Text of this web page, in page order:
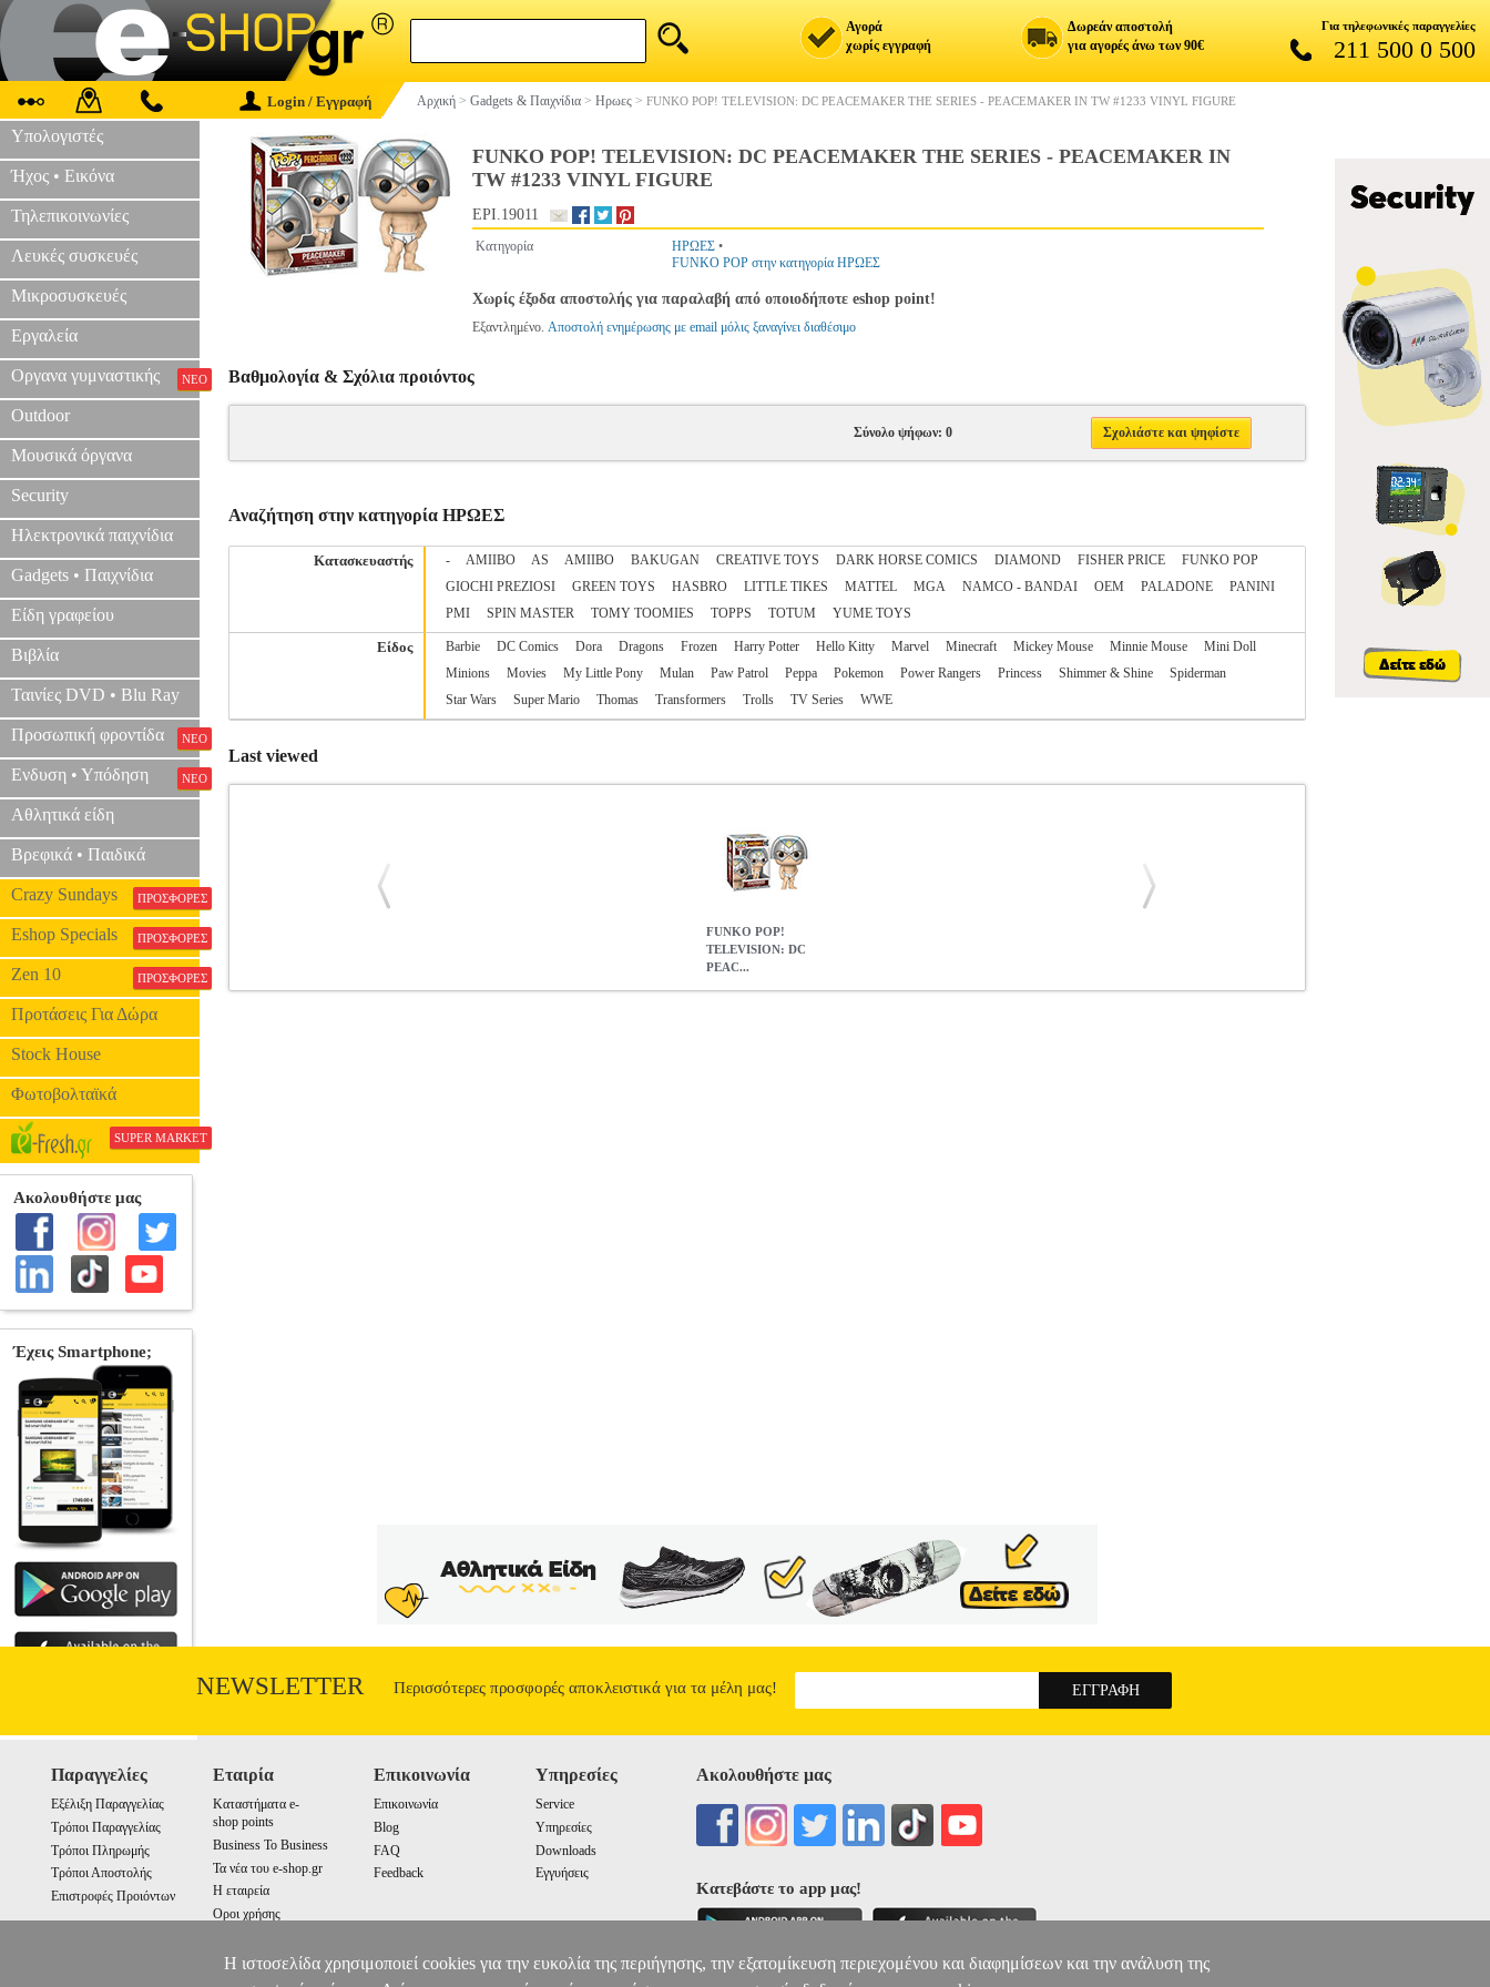
Αγορά
χωρίς εγγραφή
Δωρεάν αποστολή
για αγορές άνω των 90€
Για τηλεφωνικές παραγγελίες
211 500 0 500
Login / Εγγραφή Αρχική > Gadgets & Παιχνίδια > Ηρωες > FUNKO POP! TELEVISION: DC PEACEMAKER THE SERIES - PEACEMAKER IN TW #1233 VINYL FIGURE
Υπολογιστές
Ήχος • Εικόνα
Τηλεπικοινωνίες
Λευκές συσκευές
Μικροσυσκευές
Εργαλεία
Οργανα γυμναστικής ΝΕΟ
Outdoor
Μουσικά όργανα
Security
Ηλεκτρονικά παιχνίδια
Gadgets • Παιχνίδια
Είδη γραφείου
Βιβλία
Ταινίες DVD • Blu Ray
Προσωπική φροντίδα ΝΕΟ
Ενδυση • Υπόδηση ΝΕΟ
Αθλητικά είδη
Βρεφικά • Παιδικά
Crazy Sundays ΠΡΟΣΦΟΡΕΣ
Eshop Specials ΠΡΟΣΦΟΡΕΣ
Zen 10 ΠΡΟΣΦΟΡΕΣ
Προτάσεις Για Δώρα
Stock House
Φωτοβολταϊκά
SUPER MARKET
FUNKO POP! TELEVISION: DC PEACEMAKER THE SERIES - PEACEMAKER IN
TW #1233 VINYL FIGURE
EPI.19011
Κατηγορία ΗΡΩΕΣ •
FUNKO POP στην κατηγορία ΗΡΩΕΣ
Χωρίς έξοδα αποστολής για παραλαβή από οποιοδήποτε eshop point!
Εξαντλημένο. Αποστολή ενημέρωσης με email μόλις ξαναγίνει διαθέσιμο
Βαθμολογία & Σχόλια προιόντος
Σύνολο ψήφων: 0 Σχολιάστε και ψηφίστε
Αναζήτηση στην κατηγορία ΗΡΩΕΣ
Κατασκευαστής - AMIIBO AS AΜΙΙΒΟ BAKUGAN CREATIVE TOYS DARK HORSE COMICS DIAMOND FISHER PRICE
FUNKO POP
GIOCHI PREZIOSI
GREEN TOYS HASBRO LITTLE TIKES MATTEL MGA NAMCO - BANDAI OEM PALADONE
PANINI
PMI
SPIN MASTER TOMY TOOMIES TOPPS TOTUM YUME TOYS
Είδος Barbie DC Comics Dora Dragons Frozen Harry Potter Hello Kitty Marvel Minecraft Mickey Mouse Minnie Mouse
Mini Doll
Minions
Movies My Little Pony Mulan Paw Patrol Peppa Pokemon Power Rangers Princess Shimmer & Shine
Spiderman
Star Wars
Super Mario Thomas Transformers Trolls TV Series WWE
Last viewed
FUNKO POP!
TELEVISION: DC
PEAC...
NEWSLETTER Περισσότερες προσφορές αποκλειστικά για τα μέλη μας!
Παραγγελίες
Εξέλιξη Παραγγελίας
Τρόποι Παραγγελίας
Τρόποι Πληρωμής
Τρόποι Αποστολής
Επιστροφές Προιόντων
Εταιρία
Καταστήματα e-
shop points
Business To Business
Τα νέα του e-shop.gr
Η εταιρεία
Οροι χρήσης
Επικοινωνία
Επικοινωνία
Blog
FAQ
Feedback
Υπηρεσίες
Service
Υπηρεσίες
Downloads
Εγγυήσεις
Ακολουθήστε μας
Κατεβάστε το app μας!
Η ιστοσελίδα χρησιμοποιεί cookies για την ευκολία της περιήγησης, την εξατομίκευση περιεχομένου και διαφημίσεων και την ανάλυση της